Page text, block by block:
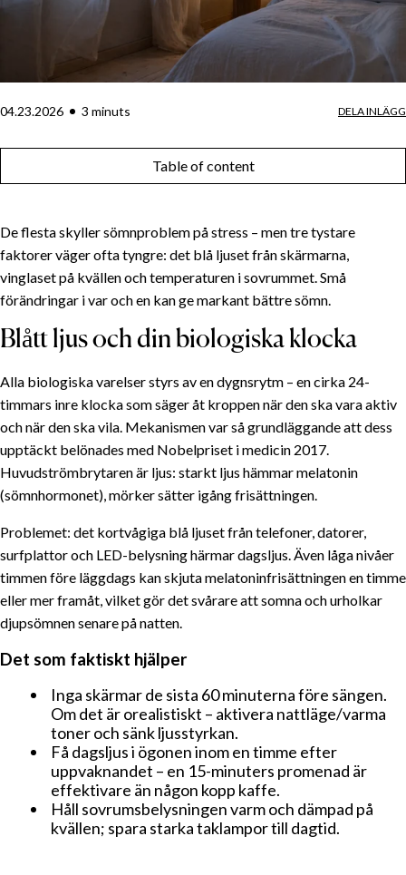
04.23.2026 3 minuts DELA INLÄGG
Table of content
De flesta skyller sömnproblem på stress – men tre tystare
faktorer väger ofta tyngre: det blå ljuset från skärmarna,
vinglaset på kvällen och temperaturen i sovrummet. Små
förändringar i var och en kan ge markant bättre sömn.
Blått ljus och din biologiska klocka
Alla biologiska varelser styrs av en dygnsrytm – en cirka 24-
timmars inre klocka som säger åt kroppen när den ska vara aktiv
och när den ska vila. Mekanismen var så grundläggande att dess
upptäckt belönades med Nobelpriset i medicin 2017.
Huvudströmbrytaren är ljus: starkt ljus hämmar melatonin
(sömnhormonet), mörker sätter igång frisättningen.
Problemet: det kortvågiga blå ljuset från telefoner, datorer,
surfplattor och LED-belysning härmar dagsljus. Även låga nivåer
timmen före läggdags kan skjuta melatoninfrisättningen en timme
eller mer framåt, vilket gör det svårare att somna och urholkar
djupsömnen senare på natten.
Det som faktiskt hjälper
Inga skärmar de sista 60 minuterna före sängen.
Om det är orealistiskt – aktivera nattläge/varma
toner och sänk ljusstyrkan.
Få dagsljus i ögonen inom en timme efter
uppvaknandet – en 15-minuters promenad är
effektivare än någon kopp kaffe.
Håll sovrumsbelysningen varm och dämpad på
kvällen; spara starka taklampor till dagtid.